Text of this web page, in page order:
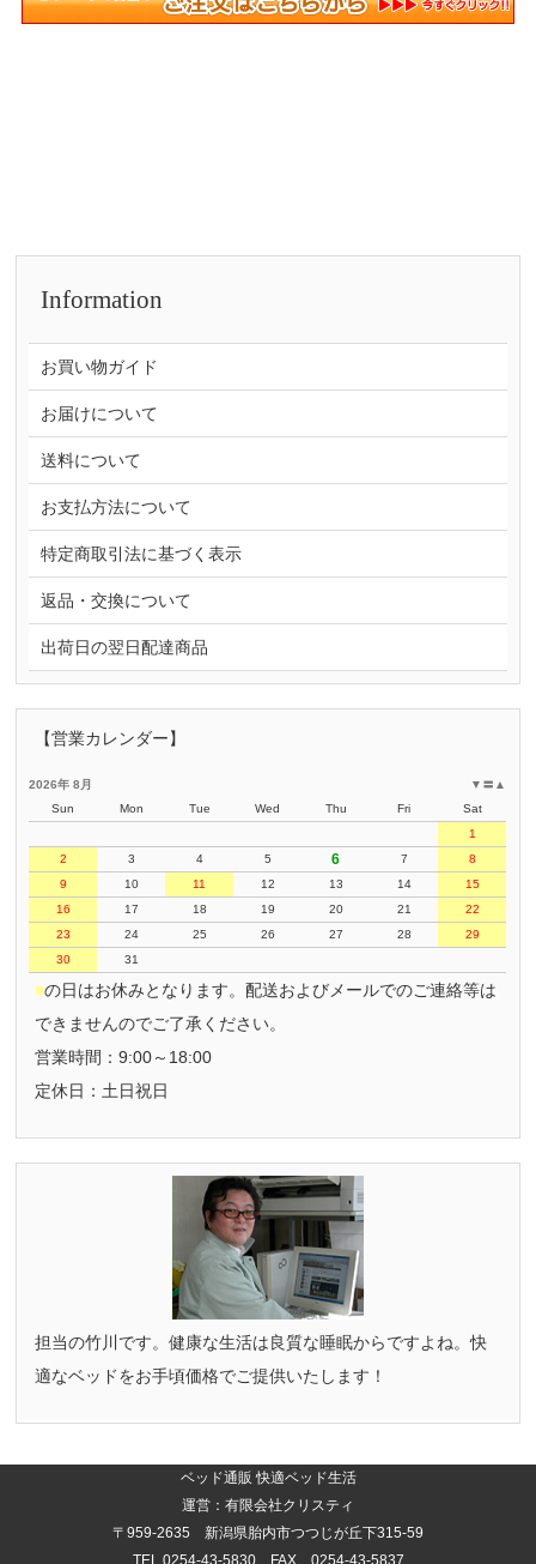
Information
お買い物ガイド
お届けについて
送料について
お支払方法について
特定商取引法に基づく表示
返品・交換について
出荷日の翌日配達商品
【営業カレンダー】
▲
〓
▼
2026年 8月
Sun
Mon Tue Wed Thu Fri
Sat
1
2
3 4 5 6 7
8
9
10 11 12 13 14
15
16
17 18 19 20 21
22
23
24 25 26 27 28
29
30
31
■の日はお休みとなります。配送およびメールでのご連絡等は
できませんのでご了承ください。
営業時間：9:00～18:00
定休日：土日祝日
担当の竹川です。健康な生活は良質な睡眠からですよね。快
適なベッドをお手頃価格でご提供いたします！
ベッド通販 快適ベッド生活
運営：有限会社クリスティ
〒959-2635 新潟県胎内市つつじが丘下315-59
TEL.0254-43-5830 FAX 0254-43-5837